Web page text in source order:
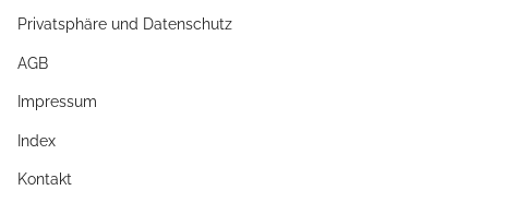
Privatsphäre und Datenschutz
AGB
Impressum
Index
Kontakt